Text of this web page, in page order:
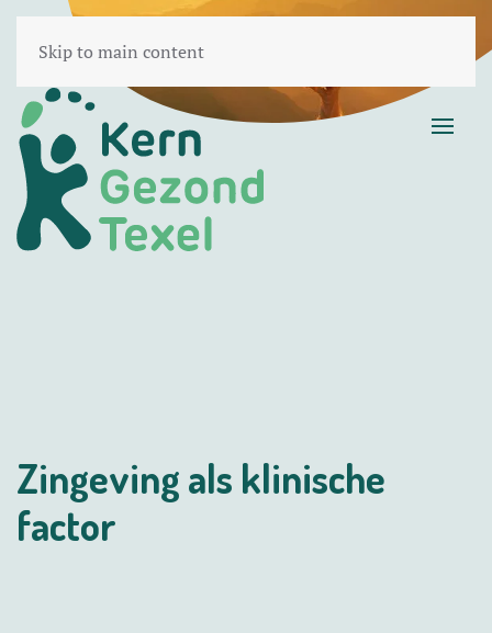
Skip to main content
Zingeving als klinische
factor